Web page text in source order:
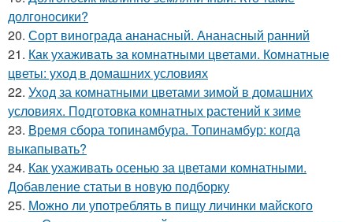
долгоносики?
20. Сорт винограда ананасный. Ананасный ранний
21. Как ухаживать за комнатными цветами. Комнатные
цветы: уход в домашних условиях
22. Уход за комнатными цветами зимой в домашних
условиях. Подготовка комнатных растений к зиме
23. Время сбора топинамбура. Топинамбур: когда
выкапывать?
24. Как ухаживать осенью за цветами комнатными.
Добавление статьи в новую подборку
25. Можно ли употреблять в пищу личинки майского